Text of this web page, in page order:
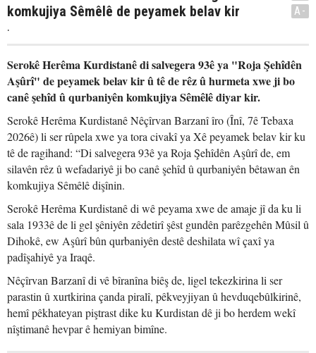
komkujiya Sêmêlê de peyamek belav kir
.
A-
Serokê Herêma Kurdistanê di salvegera 93ê ya "Roja Şehîdên
Aşûrî" de peyamek belav kir û tê de rêz û hurmeta xwe ji bo
canê şehîd û qurbaniyên komkujiya Sêmêlê diyar kir.
Serokê Herêma Kurdistanê Nêçîrvan Barzanî îro (Înî, 7ê Tebaxa
2026ê) li ser rûpela xwe ya tora civakî ya Xê peyamek belav kir ku
tê de ragihand: “Di salvegera 93ê ya Roja Şehîdên Aşûrî de, em
silavên rêz û wefadariyê ji bo canê şehîd û qurbaniyên bêtawan ên
komkujiya Sêmêlê dişînin.
Serokê Herêma Kurdistanê di wê peyama xwe de amaje jî da ku li
sala 1933ê de li gel şêniyên zêdetirî şêst gundên parêzgehên Mûsil û
Dihokê, ew Aşûrî bûn qurbaniyên destê deshilata wî çaxî ya
padîşahiyê ya Iraqê.
Nêçîrvan Barzanî di vê bîranîna biêş de, ligel tekezkirina li ser
parastin û xurtkirina çanda piralî, pêkveyjiyan û hevduqebûlkirinê,
hemî pêkhateyan piştrast dike ku Kurdistan dê ji bo herdem wekî
nîştimanê hevpar ê hemiyan bimîne.